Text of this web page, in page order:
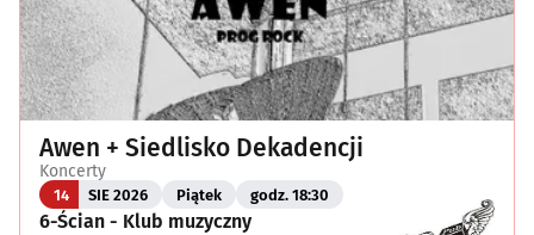
Awen + Siedlisko Dekadencji
Koncerty
14 SIE 2026 Piątek godz. 18:30
6-Ścian - Klub muzyczny